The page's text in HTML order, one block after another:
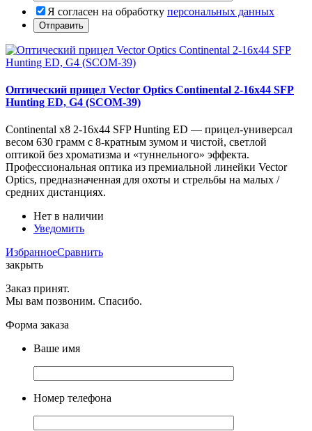
Я согласен на обработку персональных данных
Оптический прицел Vector Optics Continental 2-16x44 SFP
Hunting ED, G4 (SCOM-39)
Continental x8 2-16x44 SFP Hunting ED — прицел-универсал
весом 630 грамм с 8-кратным зумом и чистой, светлой
оптикой без хроматизма и «туннельного» эффекта.
Профессиональная оптика из премиальной линейки Vector
Optics, предназначенная для охоты и стрельбы на малых /
средних дистанциях.
Нет в наличии
Уведомить
ИзбранноеСравнить
закрыть
Заказ принят.
Мы вам позвоним. Спасибо.
Форма заказа
Ваше имя
Номер телефона